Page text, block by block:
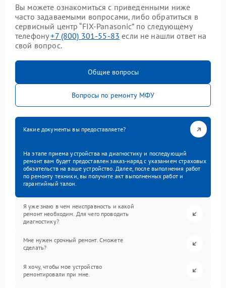
Вы можете ознакомиться с приведенными ниже
часто задаваемыми вопросами, либо обратиться в
сервисный центр “FIX-Panasonic” по следующему
телефону+7 (800) 301-55-83 если не нашли ответ на
свой вопрос.
Общие вопросы
Вопросы по ремонту МФУ
Какие документы вы предоставляете?
На этапе приема устройства на диагностику и последующий
ремонт вам будет предоставлен заказ-наряд с указанием страховых
обязательств на ваше устройство. Далее, после выполнения работ
по ремонту техники, вы получите акт выполненных работ и
гарантийный талон.
Я уже знаю в чем неисправность и какой
ремонт необходим. Для чего проводить
диагностику?
Мне нужен срочный ремонт. Сможете
сделать?
Я хочу, чтобы мое устройство
ремонтировали при мне.